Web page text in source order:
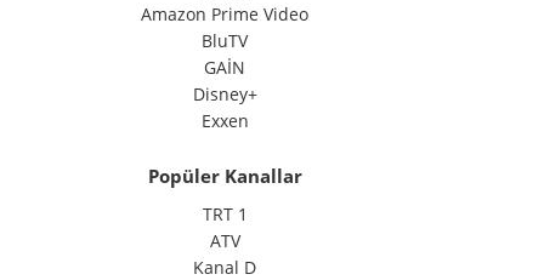
Amazon Prime Video
BluTV
GAİN
Disney+
Exxen
Popüler Kanallar
TRT 1
ATV
Kanal D